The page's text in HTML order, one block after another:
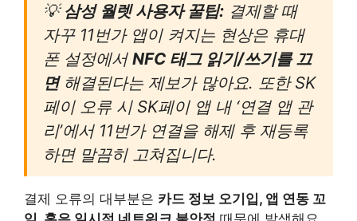
💡 삼성 월렛 사용자 꿀팁: 결제할 때
자꾸 11번가 앱이 켜지는 현상은 휴대
폰 설정에서 NFC 태그 읽기/쓰기를 끄
면해결된다는 제보가 많아요. 또한 SK
페이 오류 시 SK페이 앱 내 ‘연결 앱 관
리’에서 11번가 연결을 해제 후 재등록
하면 말끔히 고쳐집니다.
결제 오류의 대부분은 카드 정보 오기입, 앱 연동 꼬